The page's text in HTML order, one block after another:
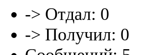
-> Отдал: 0
-> Получил: 0